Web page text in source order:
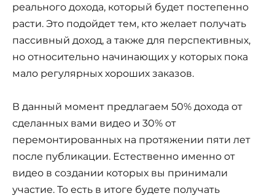
реального дохода, который будет постепенно
расти. Это подойдет тем, кто желает получать
пассивный доход, а также для перспективных,
но относительно начинающих у которых пока
мало регулярных хороших заказов.
В данный момент предлагаем 50% дохода от
сделанных вами видео и 30% от
перемонтированных на протяжении пяти лет
после публикации. Естественно именно от
видео в создании которых вы принимали
участие. То есть в итоге будете получать